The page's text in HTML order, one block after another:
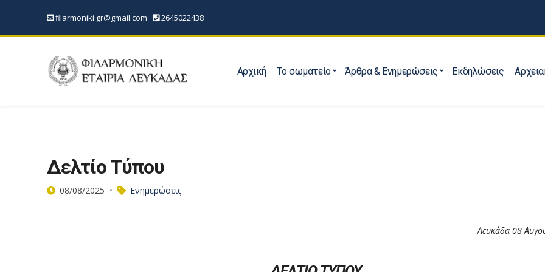
filarmoniki.gr@gmail.com 2645022438
Αρχική Το σωματείο Άρθρα & Ενημερώσεις Εκδηλώσεις
Δελτίο Τύπου
08/08/2025 Ενημερώσεις
Λευκάδα 08